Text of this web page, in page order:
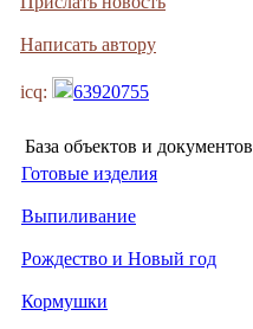
Написать автору
icq: 63920755
База объектов и документов
Готовые изделия
Выпиливание
Рождество и Новый год
Кормушки